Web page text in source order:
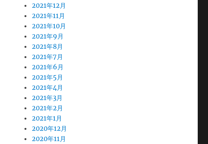
2021年12月
2021年11月
2021年10月
2021年9月
2021年8月
2021年7月
2021年6月
2021年5月
2021年4月
2021年3月
2021年2月
2021年1月
2020年12月
2020年11月